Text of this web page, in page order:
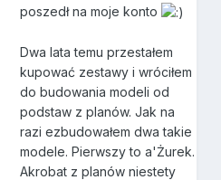
poszedł na moje konto
Dwa lata temu przestałem
kupować zestawy i wróciłem
do budowania modeli od
podstaw z planów. Jak na
razi ezbudowałem dwa takie
modele. Pierwszy to a'Żurek.
Akrobat z planów niestety